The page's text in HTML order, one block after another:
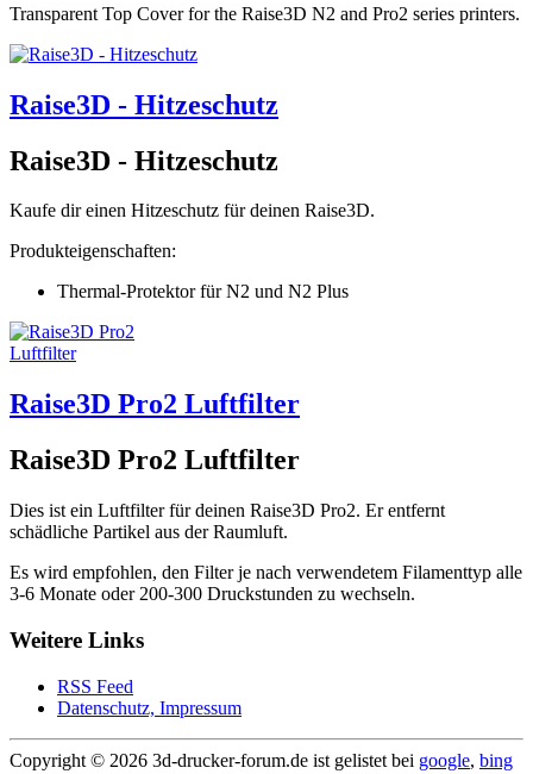
Transparent Top Cover for the Raise3D N2 and Pro2 series printers.
Raise3D - Hitzeschutz
Raise3D - Hitzeschutz
Kaufe dir einen Hitzeschutz für deinen Raise3D.
Produkteigenschaften:
Thermal-Protektor für N2 und N2 Plus
Raise3D Pro2 Luftfilter
Raise3D Pro2 Luftfilter
Dies ist ein Luftfilter für deinen Raise3D Pro2. Er entfernt
schädliche Partikel aus der Raumluft.
Es wird empfohlen, den Filter je nach verwendetem Filamenttyp alle
3-6 Monate oder 200-300 Druckstunden zu wechseln.
Weitere Links
RSS Feed
Datenschutz, Impressum
Copyright © 2026 3d-drucker-forum.de ist gelistet bei google, bing